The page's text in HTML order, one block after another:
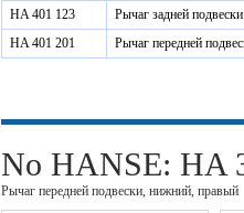
HA 401 123
Рычаг задней
HA 401 201
Рычаг передней
No HANSE: HA
Рычаг передней подвески, нижний, правый